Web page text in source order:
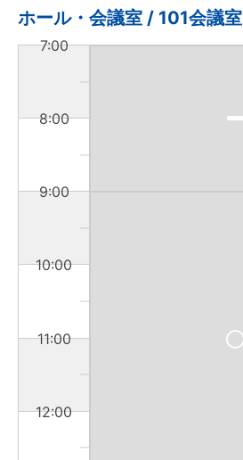
ホール・会議室 / 101会議室
7:00
8:00
9:00
10:00
11:00
12:00